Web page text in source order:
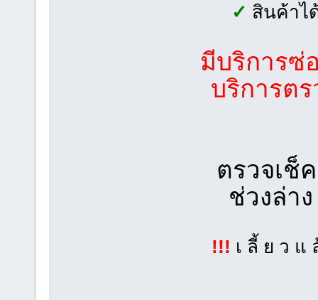
✓ สินค้าไ
มีบริการซ่
บริการต
ตรวจเช็
ช่วงล่า
!!! เ ลี้ ย ว แ